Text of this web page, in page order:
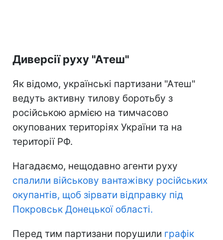
Диверсії руху "Атеш"
Як відомо, українські партизани "Атеш"
ведуть активну тилову боротьбу з
російською армією на тимчасово
окупованих територіях України та на
території РФ.
Нагадаємо, нещодавно агенти руху
спалили військову вантажівку російських
окупантів, щоб зірвати відправку під
Покровськ Донецької області.
Перед тим партизани порушили графік